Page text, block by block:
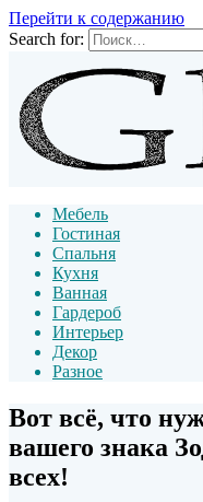
Перейти к содержанию
Search for:
Мебель
Гостиная
Спальня
Кухня
Ванная
Гардероб
Интерьер
Декор
Разное
Вот всё, что
вашего знака
всех!